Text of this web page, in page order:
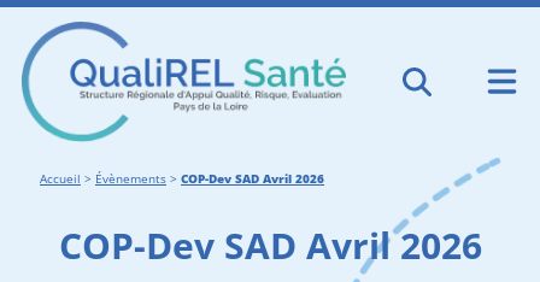
Accueil > Évènements > COP-Dev SAD Avril 2026
COP-Dev SAD Avril 2026